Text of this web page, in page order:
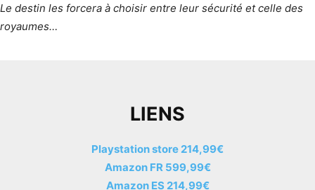
Le destin les forcera à choisir entre leur sécurité et celle des
royaumes…
LIENS
Playstation store 214,99€
Amazon FR 599,99€
Amazon ES 214,99€